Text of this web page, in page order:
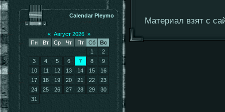
Calendar Pleymo
« Август 2026 »
Пн
Вт Ср Чт Пт Сб
Вс
1
2
3
4 5 6 7 8
9
10
11 12 13 14 15
16
17
18 19 20 21 22
23
24
25 26 27 28 29
30
31
Материал взят с